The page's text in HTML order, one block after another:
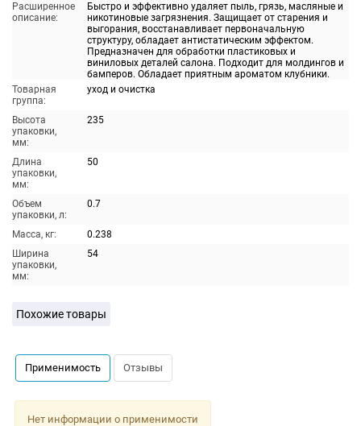
Расширенное
описание:
Быстро и эффективно удаляет пыль, грязь, масляные и
никотиновые загрязнения. Защищает от старения и
выгорания, восстанавливает первоначальную
структуру, обладает антистатическим эффектом.
Предназначен для обработки пластиковых и
виниловых деталей салона. Подходит для молдингов и
бамперов. Обладает приятным ароматом клубники.
Товарная
группа:
уход и очистка
Высота
упаковки,
мм:
235
Длина
упаковки,
мм:
50
Объем
упаковки, л:
0.7
Масса, кг:
0.238
Ширина
упаковки,
мм:
54
Похожие товары
Применимость Отзывы
Нет информации о применимости